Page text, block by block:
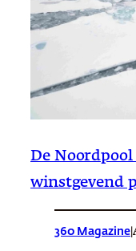
De Noordpool
winstgevend
360 Magazine